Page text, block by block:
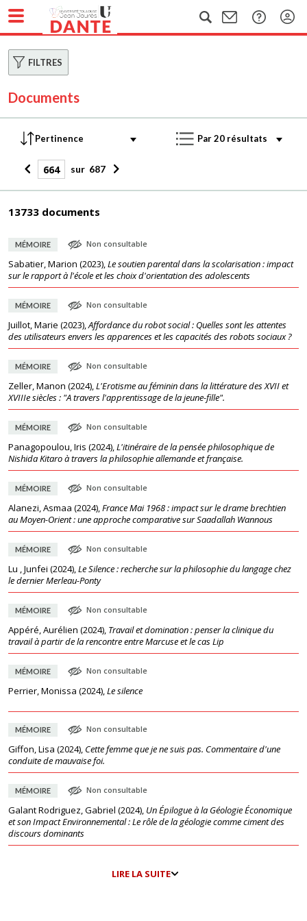
FILTRES
Documents
sur 687
13733 documents
MÉMOIRE Non consultable
Sabatier, Marion (2023),Le soutien parental dans la scolarisation : impact
sur le rapport à l'école et les choix d'orientation des adolescents
MÉMOIRE Non consultable
Juillot, Marie (2023),Affordance du robot social : Quelles sont les attentes
des utilisateurs envers les apparences et les capacités des robots sociaux ?
MÉMOIRE Non consultable
Zeller, Manon (2024),L'Erotisme au féminin dans la littérature des XVII et
XVIIIe siècles : "A travers l'apprentissage de la jeune-fille".
MÉMOIRE Non consultable
Panagopoulou, Iris (2024),L'itinéraire de la pensée philosophique de
Nishida Kitaro à travers la philosophie allemande et française.
MÉMOIRE Non consultable
Alanezi, Asmaa (2024),France Mai 1968 : impact sur le drame brechtien
au Moyen-Orient : une approche comparative sur Saadallah Wannous
MÉMOIRE Non consultable
Lu , Junfei (2024),Le Silence : recherche sur la philosophie du langage chez
le dernier Merleau-Ponty
MÉMOIRE Non consultable
Appéré, Aurélien (2024), Travail et domination : penser la clinique du
travail à partir de la rencontre entre Marcuse et le cas Lip
MÉMOIRE Non consultable
Perrier, Monissa (2024),Le silence
MÉMOIRE Non consultable
Giffon, Lisa (2024), Cette femme que je ne suis pas. Commentaire d'une
conduite de mauvaise foi.
MÉMOIRE Non consultable
Galant Rodriguez, Gabriel (2024), Un Épilogue à la Géologie Économique
et son Impact Environnemental : Le rôle de la géologie comme ciment des
discours dominants
LIRE LA SUITE